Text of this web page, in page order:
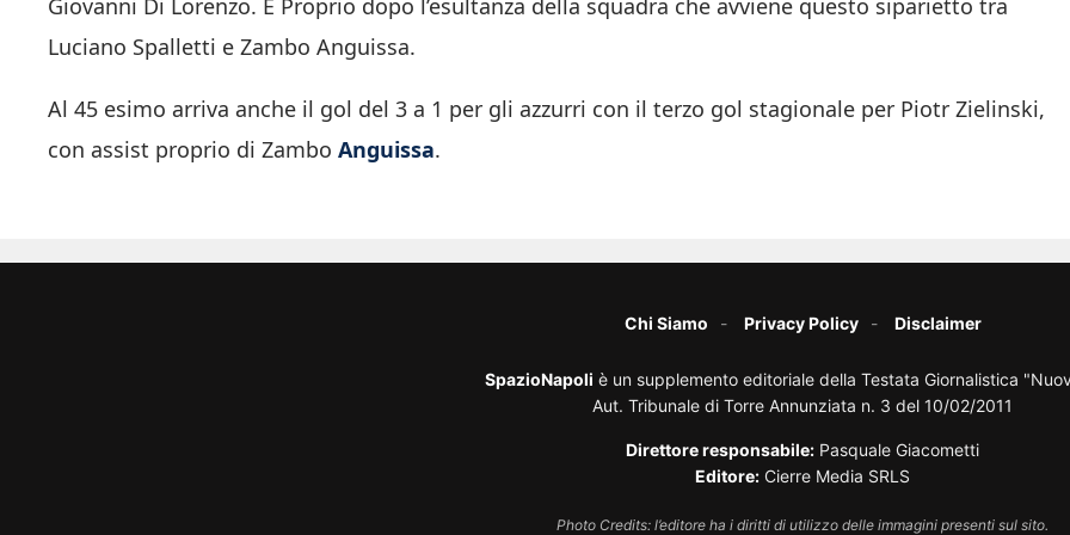
Giovanni Di Lorenzo. È Proprio dopo l’esultanza della squadra che avviene questo siparietto tra
Luciano Spalletti e Zambo Anguissa.
Al 45 esimo arriva anche il gol del 3 a 1 per gli azzurri con il terzo gol stagionale per Piotr Zielinski,
con assist proprio di Zambo Anguissa.
Chi Siamo Privacy Policy Disclaimer
SpazioNapoli è un supplemento editoriale della Testata Giornalistica
Aut. Tribunale di Torre Annunziata n. 3 del 10/02/2011
Direttore responsabile: Pasquale Giacometti
Editore: Cierre Media SRLS
Photo Credits: l’editore ha i diritti di utilizzo delle immagini presenti sul sito.